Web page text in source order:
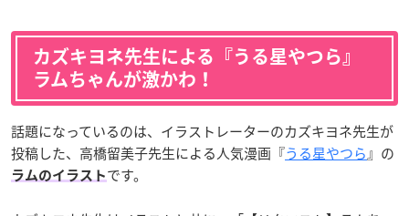
カズキヨネ先生による『うる星やつら』
ラムちゃんが激かわ！
話題になっているのは、イラストレーターのカズキヨネ先生が
投稿した、高橋留美子先生による人気漫画『うる星やつら』の
ラムのイラスト です。